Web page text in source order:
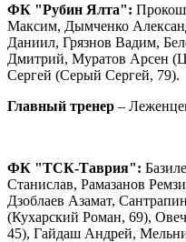
ФК "Рубин Ялта":
Максим, Дымченко
Даниил, Грязнов Вадим,
Дмитрий, Муратов Арсен
Сергей (Серый Сергей, 79).
Главный тренер –
ФК "ТСК-Таврия":
Станислав, Рамазанов
Дзоблаев Азамат,
(Кухарский Роман, 69),
45), Гайдаш Андрей,